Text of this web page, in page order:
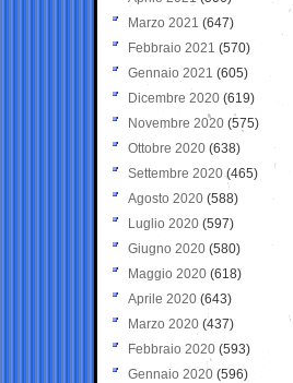
Marzo 2021 (647)
Febbraio 2021 (570)
Gennaio 2021 (605)
Dicembre 2020 (619)
Novembre 2020 (575)
Ottobre 2020 (638)
Settembre 2020(465)
Agosto 2020 (588)
Luglio 2020 (597)
Giugno 2020 (580)
Maggio 2020 (618)
Aprile 2020 (643)
Marzo 2020 (437)
Febbraio 2020 (593)
Gennaio 2020 (596)